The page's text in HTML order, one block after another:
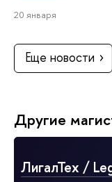
20 января
Еще новости
Другие
ЛигалТех /